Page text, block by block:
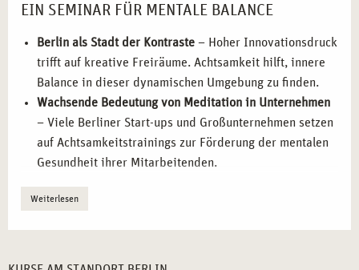
EIN SEMINAR FÜR MENTALE BALANCE
Berlin als Stadt der Kontraste – Hoher Innovationsdruck
trifft auf kreative Freiräume. Achtsamkeit hilft, innere
Balance in dieser dynamischen Umgebung zu finden.
Wachsende Bedeutung von Meditation in Unternehmen
– Viele Berliner Start-ups und Großunternehmen setzen
auf Achtsamkeitstrainings zur Förderung der mentalen
Gesundheit ihrer Mitarbeitenden.
Weiterbildung
Achtsamkeitslehrer*innen.
Weiterlesen